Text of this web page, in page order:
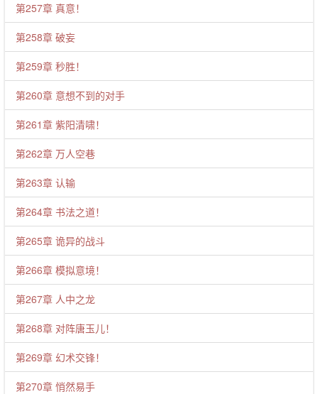
第257章 真意！
第258章 破妄
第259章 秒胜！
第260章 意想不到的对手
第261章 紫阳清啸！
第262章 万人空巷
第263章 认输
第264章 书法之道！
第265章 诡异的战斗
第266章 模拟意境！
第267章 人中之龙
第268章 对阵唐玉儿！
第269章 幻术交锋！
第270章 悄然易手